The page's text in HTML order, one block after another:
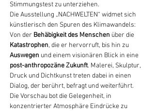
Stimmungstest zu unterziehen.
Die Ausstellung „NACHWELTEN“ widmet sich
künstlerisch den Spuren des Klimawandels:
Von der Behäbigkeit des Menschen über die
Katastrophen, die er hervorruft, bis hin zu
Auswegen und einem visionären Blick in eine
post-anthropozäne Zukunft. Malerei, Skulptur,
Druck und Dichtkunst treten dabei in einen
Dialog, der berührt, befragt und weiterführt.
Die Vorschau bot die Gelegenheit, in
konzentrierter Atmosphäre Eindrücke zu